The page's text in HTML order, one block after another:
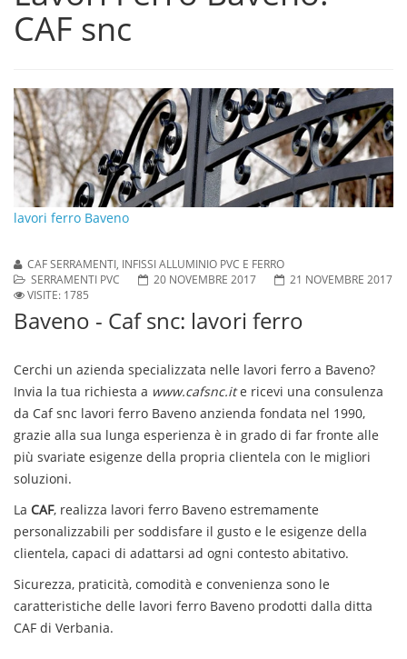
CAF snc
lavori ferro Baveno
CAF SERRAMENTI, INFISSI ALLUMINIO PVC E FERRO
SERRAMENTI PVC
20 NOVEMBRE 2017
21 NOVEMBRE 2017
VISITE: 1785
Baveno - Caf snc: lavori ferro
Cerchi un azienda specializzata nelle lavori ferro a Baveno?
Invia la tua richiesta a www.cafsnc.ite ricevi una consulenza
da Caf snc lavori ferro Baveno anzienda fondata nel 1990,
grazie alla sua lunga esperienza è in grado di far fronte alle
più svariate esigenze della propria clientela con le migliori
soluzioni.
La CAF, realizza lavori ferro Baveno estremamente
personalizzabili per soddisfare il gusto e le esigenze della
clientela, capaci di adattarsi ad ogni contesto abitativo.
Sicurezza, praticità, comodità e convenienza sono le
caratteristiche delle lavori ferro Baveno prodotti dalla ditta
CAF di Verbania.